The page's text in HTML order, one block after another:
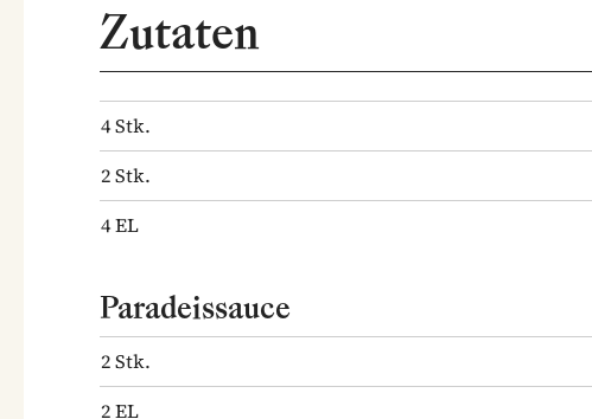
Zutaten
4Stk.
2Stk.
4EL
Paradeissauce
2Stk.
2EL